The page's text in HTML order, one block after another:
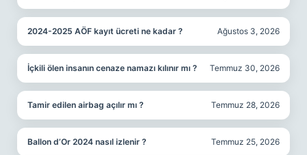
2024-2025 AÖF kayıt ücreti ne kadar ? Ağustos 3, 2026
İçkili ölen insanın cenaze namazı kılınır mı ? Temmuz 30, 2026
Tamir edilen airbag açılır mı ? Temmuz 28, 2026
Ballon d’Or 2024 nasıl izlenir ? Temmuz 25, 2026